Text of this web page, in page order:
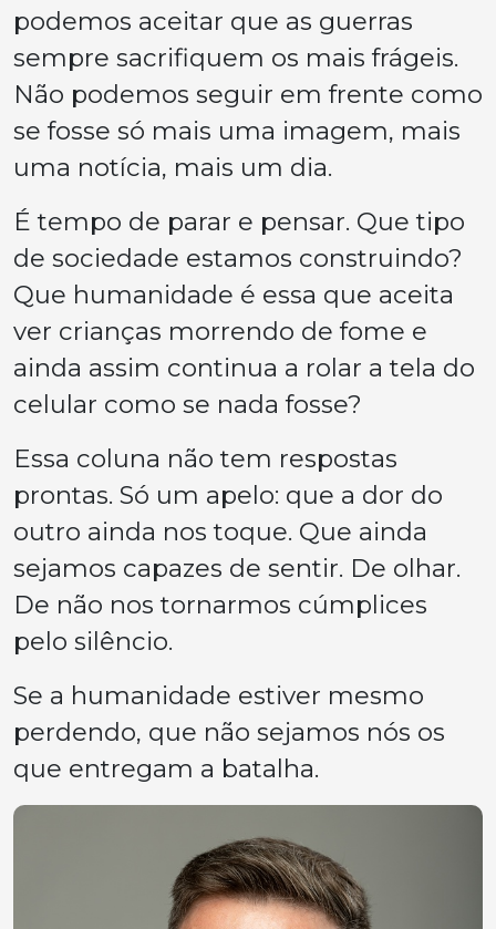
podemos aceitar que as guerras
sempre sacrifiquem os mais frágeis.
Não podemos seguir em frente como
se fosse só mais uma imagem, mais
uma notícia, mais um dia.
É tempo de parar e pensar. Que tipo
de sociedade estamos construindo?
Que humanidade é essa que aceita
ver crianças morrendo de fome e
ainda assim continua a rolar a tela do
celular como se nada fosse?
Essa coluna não tem respostas
prontas. Só um apelo: que a dor do
outro ainda nos toque. Que ainda
sejamos capazes de sentir. De olhar.
De não nos tornarmos cúmplices
pelo silêncio.
Se a humanidade estiver mesmo
perdendo, que não sejamos nós os
que entregam a batalha.